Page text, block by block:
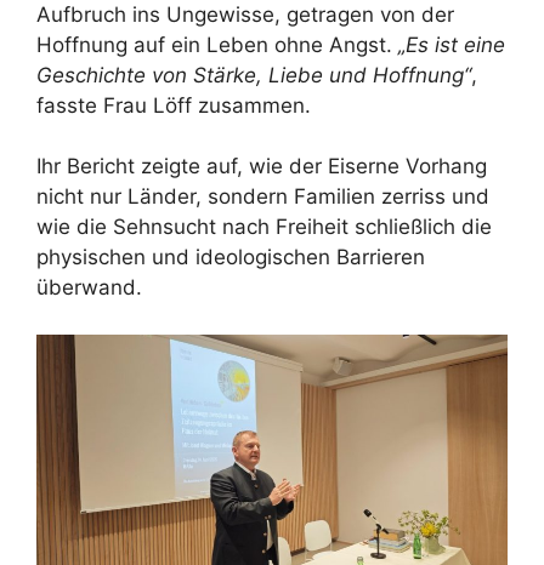
Aufbruch ins Ungewisse, getragen von der
Hoffnung auf ein Leben ohne Angst. „Es ist eine
Geschichte von Stärke, Liebe und Hoffnung“,
fasste Frau Löff zusammen.
Ihr Bericht zeigte auf, wie der Eiserne Vorhang
nicht nur Länder, sondern Familien zerriss und
wie die Sehnsucht nach Freiheit schließlich die
physischen und ideologischen Barrieren
überwand.